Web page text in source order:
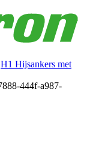
H1 Hijsankers met